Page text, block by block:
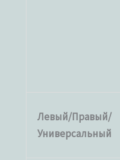
Левый/Правый/
Универсальный